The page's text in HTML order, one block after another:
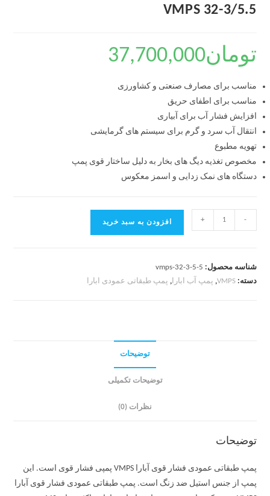
VMPS 32-3/5.5
تومان37,700,000
مناسب برای مصارف صنعتی و کشاورزی
مناسب برای اطفای حریق
افزایش فشار آب برای آبیاری
انتقال آب سرد و گرم برای سیستم های گرمایشی
تهویه مطبوع
مخصوص تغذیه دیگ های بخار به دلیل ساختار قوی پمپ
دستگاه های نمک زدایی و اسمز معکوس
-
+ افزودن به سبد خرید
شناسه محصول: vmps-32-3-5-5
دسته:VMPS
, پمپ آب ابارا, پمپ طبقاتی عمودی ابارا
توضیحات
توضیحات تکمیلی
نظرات (0)
توضیحات
پمپ طبقاتی عمودی فشار قوی آبارا VMPS پمپی فشار قوی است. این
پمپ از جنس استیل ضد زنگ است. پمپ طبقاتی عمودی فشار قوی آبارا